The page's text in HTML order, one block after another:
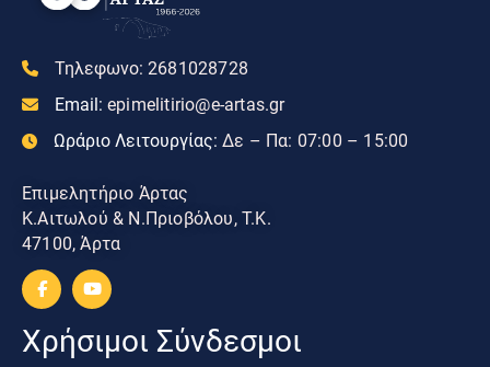
Τηλεφωνο: 2681028728
Email: epimelitirio@e-artas.gr
Ωράριο Λειτουργίας: Δε – Πα: 07:00 – 15:00
Επιμελητήριο Άρτας
Κ.Αιτωλού & Ν.Πριοβόλου, Τ.Κ.
47100, Άρτα
Χρήσιμοι Σύνδεσμοι